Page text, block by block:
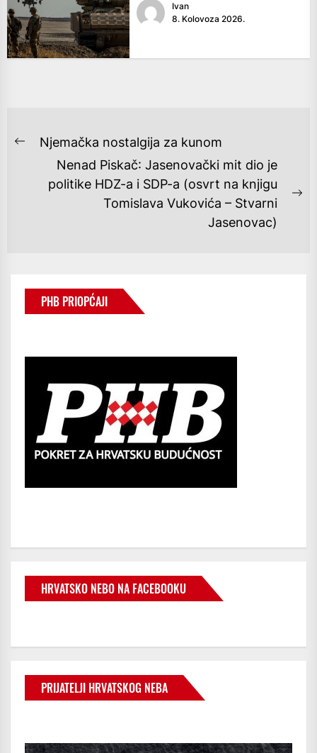
Ivan
8. Kolovoza 2026.
NAVIGACIJA
OBJAVA
Previous
Njemačka nostalgija za kunom
Nenad Piskač: Jasenovački mit dio je
politike HDZ-a i SDP-a (osvrt na knjigu
Tomislava Vukovića – Stvarni
Jasenovac)
PHB PRIOPĆAJI
HRVATSKO NEBO NA FACEBOOKU
PRIJATELJI HRVATSKOG NEBA